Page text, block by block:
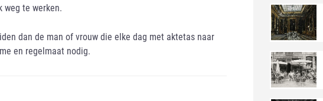
weg te werken.
dan de man of vrouw die elke dag met aktetas naar
en regelmaat nodig.